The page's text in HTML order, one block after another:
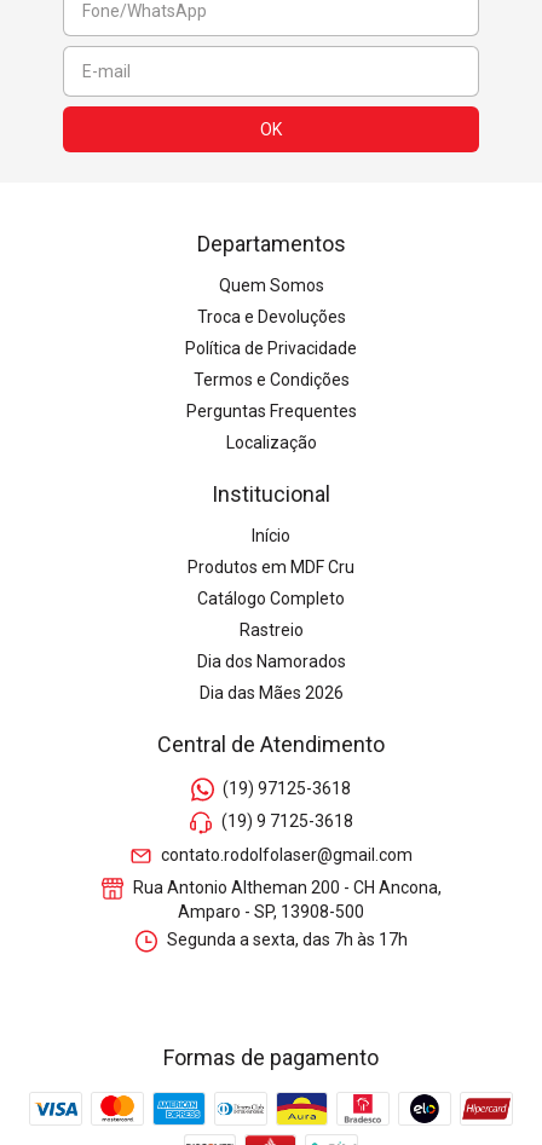
Departamentos
Quem Somos
Troca e Devoluções
Política de Privacidade
Termos e Condições
Perguntas Frequentes
Localização
Institucional
Início
Produtos em MDF Cru
Catálogo Completo
Rastreio
Dia dos Namorados
Dia das Mães 2026
Central de Atendimento
(19) 97125-3618
(19) 9 7125-3618
contato.rodolfolaser@gmail.com
Rua Antonio Altheman 200 - CH Ancona,
Amparo - SP, 13908-500
Segunda a sexta, das 7h às 17h
Formas de pagamento